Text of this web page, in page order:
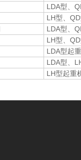
LDA型、
LH型、
LDA型、
LH型、
LDA型起
LDA型、
LH型起重